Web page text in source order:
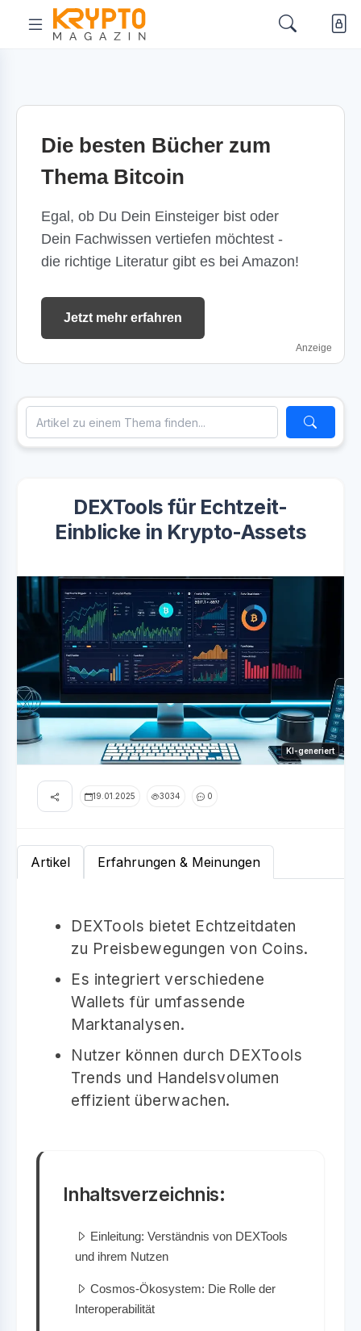
Die besten Bücher zum
Thema Bitcoin
Egal, ob Du Dein Einsteiger bist oder
Dein Fachwissen vertiefen möchtest -
die richtige Literatur gibt es bei Amazon!
Jetzt mehr erfahren
Anzeige
DEXTools für Echtzeit-
Einblicke in Krypto-Assets
KI-generiert
19.01.2025 3034 0
Artikel Erfahrungen & Meinungen
DEXTools bietet Echtzeitdaten
zu Preisbewegungen von Coins.
Es integriert verschiedene
Wallets für umfassende
Marktanalysen.
Nutzer können durch DEXTools
Trends und Handelsvolumen
effizient überwachen.
Inhaltsverzeichnis:
Einleitung: Verständnis von DEXTools
und ihrem Nutzen
Cosmos-Ökosystem: Die Rolle der
Interoperabilität